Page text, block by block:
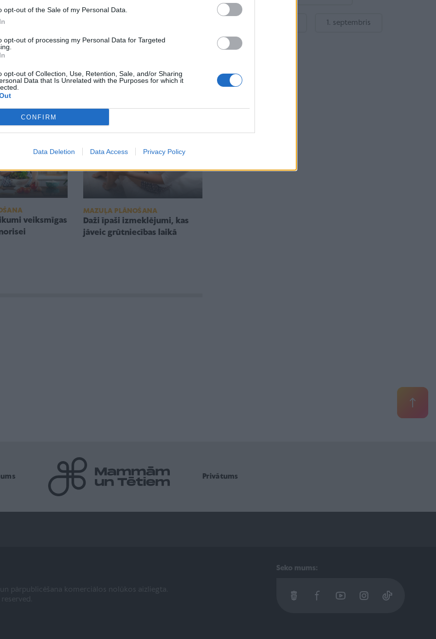
opt-out of the Sale of my Personal Data.
opt-out of processing my Personal Data for Targeted
opt-out of Collection, Use, Retention, Sale, and/or Sharing
Data that Is Unrelated with the Purposes for which it
CONFIRM
Data Deletion Data Access Privacy Policy
jāmīlējas, lai
Neauglības diagnostika un
ārstēšana „Northway” klīnikā
veiksmīgas
MAZUĻA PLĀNOŠANA
Daži īpaši izmeklējumi, kas
jāveic grūtniecības laikā
1. septembris
Privātums
Seko mums:
pārpublicēšana komerciālos nolūkos aizliegta.